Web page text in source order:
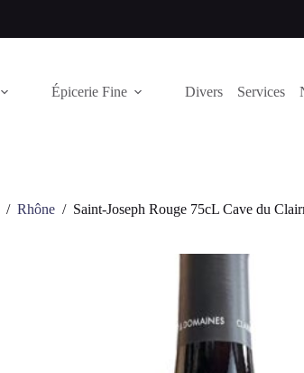
Épicerie Fine Divers Services
/ Rhône / Saint-Joseph Rouge 75cL Cave du